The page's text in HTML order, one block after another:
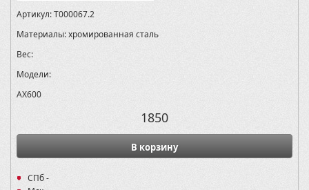
Артикул:T000067.2
Материалы:хромированная сталь
Вес:
Модели:
AX600
1850
В корзину
СПб -